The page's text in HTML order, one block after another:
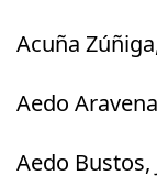
Acuña
Aedo
Aedo Bustos,